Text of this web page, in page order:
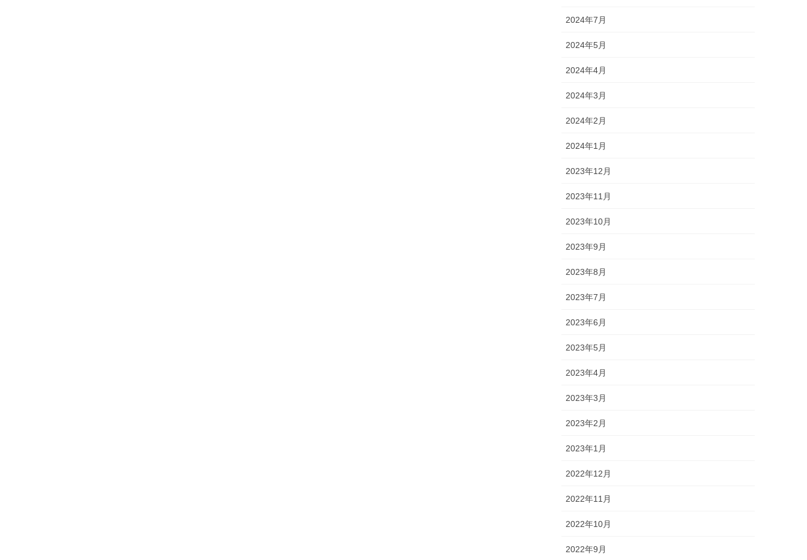
2024年7月
2024年5月
2024年4月
2024年3月
2024年2月
2024年1月
2023年12月
2023年11月
2023年10月
2023年9月
2023年8月
2023年7月
2023年6月
2023年5月
2023年4月
2023年3月
2023年2月
2023年1月
2022年12月
2022年11月
2022年10月
2022年9月